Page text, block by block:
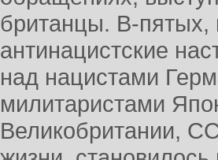
британцы. В-пятых,
антинацистские
над нацистами
милитаристами
Великобритании,